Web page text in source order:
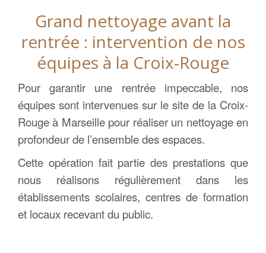
Grand nettoyage avant la
rentrée : intervention de nos
équipes à la Croix-Rouge
Pour garantir une rentrée impeccable, nos
équipes sont intervenues sur le site de la Croix-
Rouge à Marseille pour réaliser un nettoyage en
profondeur de l’ensemble des espaces.
Cette opération fait partie des prestations que
nous réalisons régulièrement dans les
établissements scolaires, centres de formation
et locaux recevant du public.